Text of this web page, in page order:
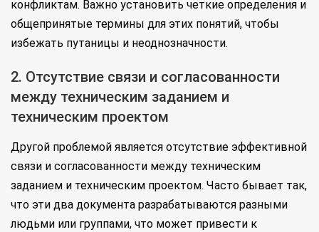
конфликтам. Важно установить четкие определения и
общепринятые термины для этих понятий, чтобы
избежать путаницы и неоднозначности.
2. Отсутствие связи и согласованности
между техническим заданием и
техническим проектом
Другой проблемой является отсутствие эффективной
связи и согласованности между техническим
заданием и техническим проектом. Часто бывает так,
что эти два документа разрабатываются разными
людьми или группами, что может привести к